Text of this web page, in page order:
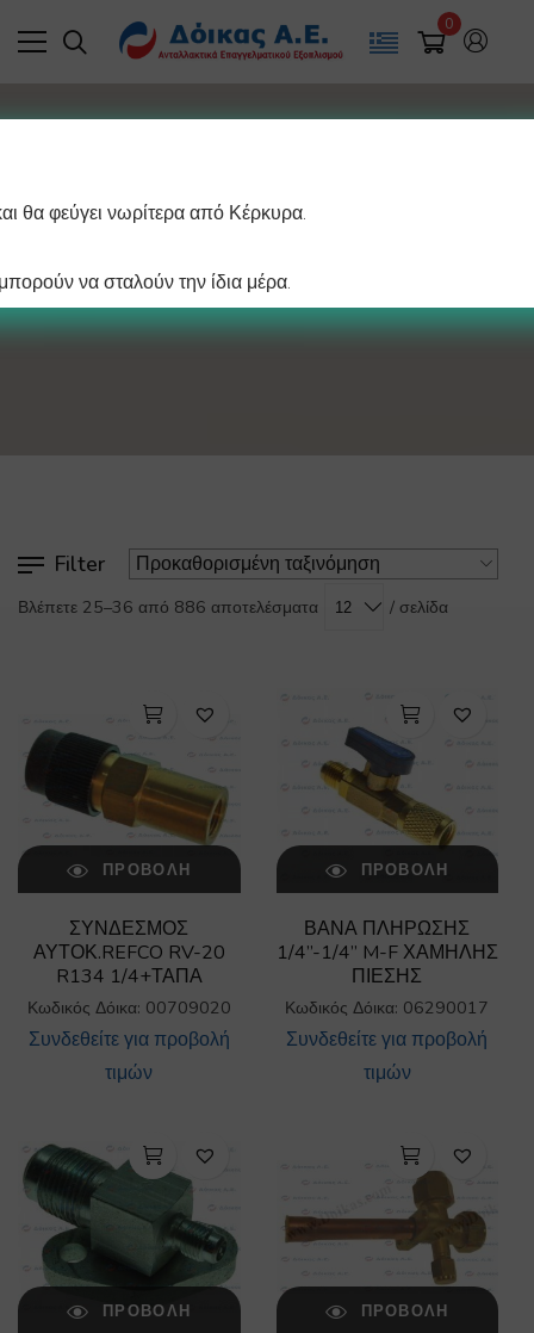
0
Κλιματισμός
Filter
Βλέπετε 25–36 από 886 αποτελέσματα / σελίδα
ΠΡΟΒΟΛΉ
ΣΥΝΔΕΣΜΟΣ
ΑΥΤΟΚ.REFCO RV-20
R134 1/4+ΤΑΠΑ
Κωδικός Δόικα: 00709020
Συνδεθείτε για προβολή
τιμών
ΠΡΟΒΟΛΉ
ΒΑΝΑ ΠΛΗΡΩΣΗΣ
1/4”-1/4” M-F ΧΑΜΗΛΗΣ
ΠΙΕΣΗΣ
Κωδικός Δόικα: 06290017
Συνδεθείτε για προβολή
τιμών
ΠΡΟΒΟΛΉ ΠΡΟΒΟΛΉ
θα φεύγει νωρίτερα από Κέρκυρα.
να σταλούν την ίδια μέρα.